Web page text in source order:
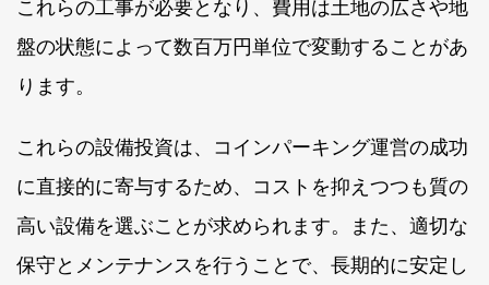
これらの工事が必要となり、費用は土地の広さや地
盤の状態によって数百万円単位で変動することがあ
ります。
これらの設備投資は、コインパーキング運営の成功
に直接的に寄与するため、コストを抑えつつも質の
高い設備を選ぶことが求められます。また、適切な
保守とメンテナンスを行うことで、長期的に安定し